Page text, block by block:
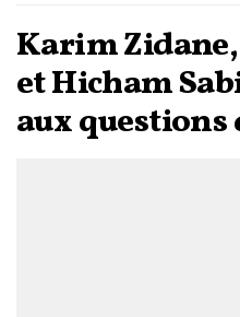
Karim
et Hicham
aux questions